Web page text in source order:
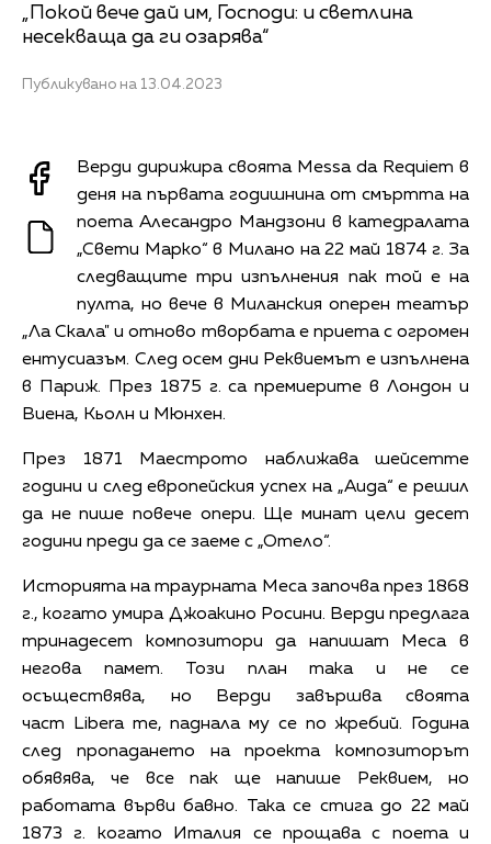
„Покой вече дай им, Господи: и светлина
несекваща да ги озарява“
Публикувано на 13.04.2023
Верди дирижира своята Messa da Requiem в
деня на първата годишнина от смъртта на
поета Алесандро Мандзони в катедралата
„Свети Марко“ в Милано на 22 май 1874 г. За
следващите три изпълнения пак той е на
пулта, но вече в Миланския оперен театър
„Ла Скала" и отново творбата е приета с огромен
ентусиазъм. След осем дни Реквиемът е изпълнена
в Париж. През 1875 г. са премиерите в Лондон и
Виена, Кьолн и Мюнхен.
През 1871 Маестрото наближава шейсетте
години и след европейския успех на „Аида“ е решил
да не пише повече опери. Ще минат цели десет
години преди да се заеме с „Отело“.
Историята на траурната Меса започва през 1868
г., когато умира Джоакино Росини. Верди предлага
тринадесет композитори да напишат Меса в
негова памет. Този план така и не се
осъществява, но Верди завършва своята
част Libera me, паднала му се по жребий. Година
след пропадането на проекта композиторът
обявява, че все пак ще напише Реквием, но
работата върви бавно. Така се стига до 22 май
1873 г. когато Италия се прощава с поета и